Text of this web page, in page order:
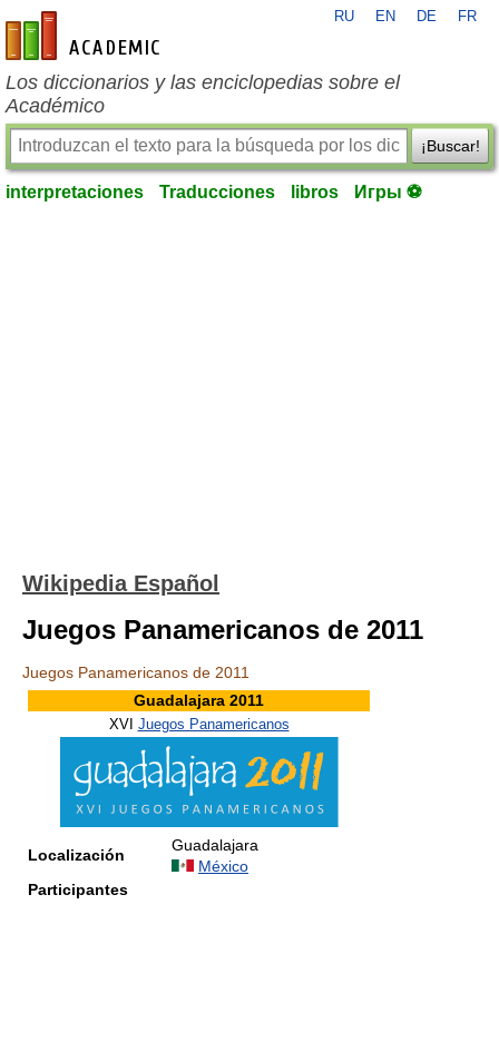
es-academic.com
RU EN DE FR
Los diccionarios y las enciclopedias sobre el
Académico
¡Buscar!
interpretaciones Traducciones libros Игры ⚽
Wikipedia Español
Juegos Panamericanos de 2011
Juegos Panamericanos de 2011
Guadalajara 2011
XVI Juegos Panamericanos
Localización
Guadalajara
México
Participantes